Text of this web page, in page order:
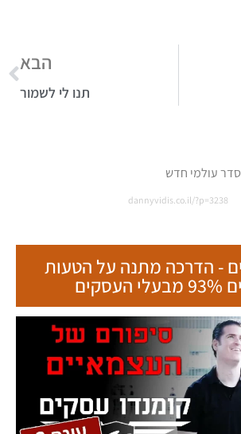
הבא
תנו לי לשמור
סדר עולמי חדש
dannyvidis.co.il/?p=3238
- הדרכה מתנה על הטעות